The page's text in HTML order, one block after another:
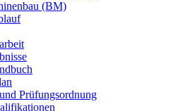
(BM)
Prüfungsordnung